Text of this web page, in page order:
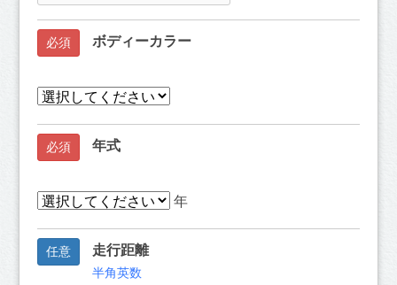
必須 ボディーカラー
必須 年式
年
任意 走行距離
半角英数